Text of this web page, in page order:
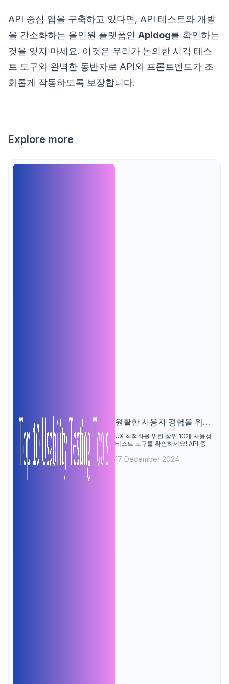
API 중심 앱을 구축하고 있다면, API 테스트와 개발
을 간소화하는 올인원 플랫폼인 Apidog를 확인하는
것을 잊지 마세요. 이것은 우리가 논의한 시각 테스
트 도구와 완벽한 동반자로 API와 프론트엔드가 조
화롭게 작동하도록 보장합니다.
Explore more
원활한 사용자 경험을 위한
최고의 10개 이상의 사용성
테스트 도구
UX 최적화를 위한 상위 10개 사용성
테스트 도구를 확인하세요! API 중심
Apidog부터 히트맵 기능을 가진
17 December 2024